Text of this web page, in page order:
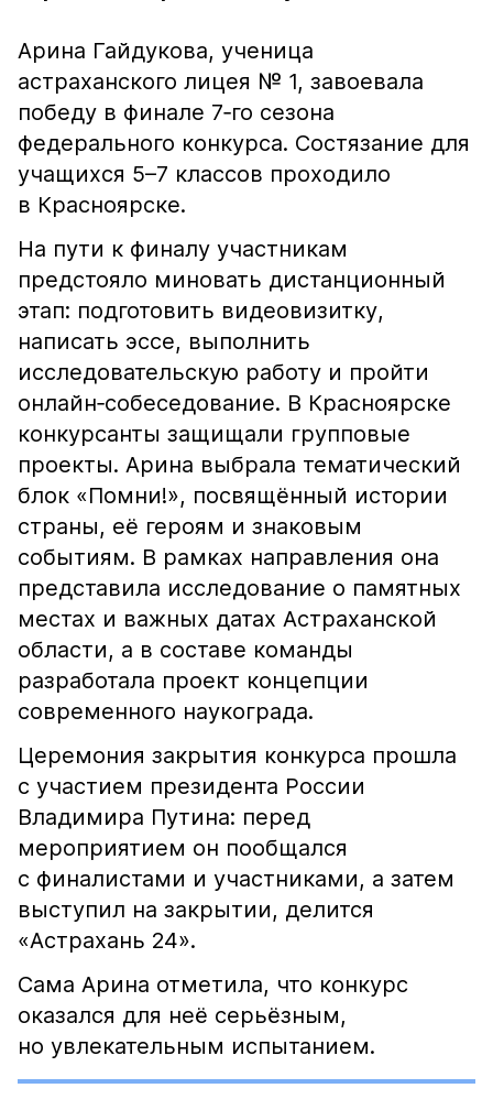
Арина Гайдукова, ученица
астраханского лицея № 1, завоевала
победу в финале 7‑го сезона
федерального конкурса. Состязание для
учащихся 5–7 классов проходило
в Красноярске.
На пути к финалу участникам
предстояло миновать дистанционный
этап: подготовить видеовизитку,
написать эссе, выполнить
исследовательскую работу и пройти
онлайн‑собеседование. В Красноярске
конкурсанты защищали групповые
проекты. Арина выбрала тематический
блок «Помни!», посвящённый истории
страны, её героям и знаковым
событиям. В рамках направления она
представила исследование о памятных
местах и важных датах Астраханской
области, а в составе команды
разработала проект концепции
современного наукограда.
Церемония закрытия конкурса прошла
с участием президента России
Владимира Путина: перед
мероприятием он пообщался
с финалистами и участниками, а затем
выступил на закрытии, делится
«Астрахань 24».
Сама Арина отметила, что конкурс
оказался для неё серьёзным,
но увлекательным испытанием.